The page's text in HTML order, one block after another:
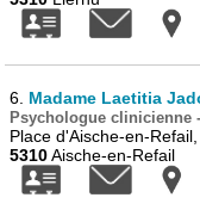
6. Madame Laetitia
Psychologue clinicienne
Place d'Aische-en-
5310Aische-en-Refail